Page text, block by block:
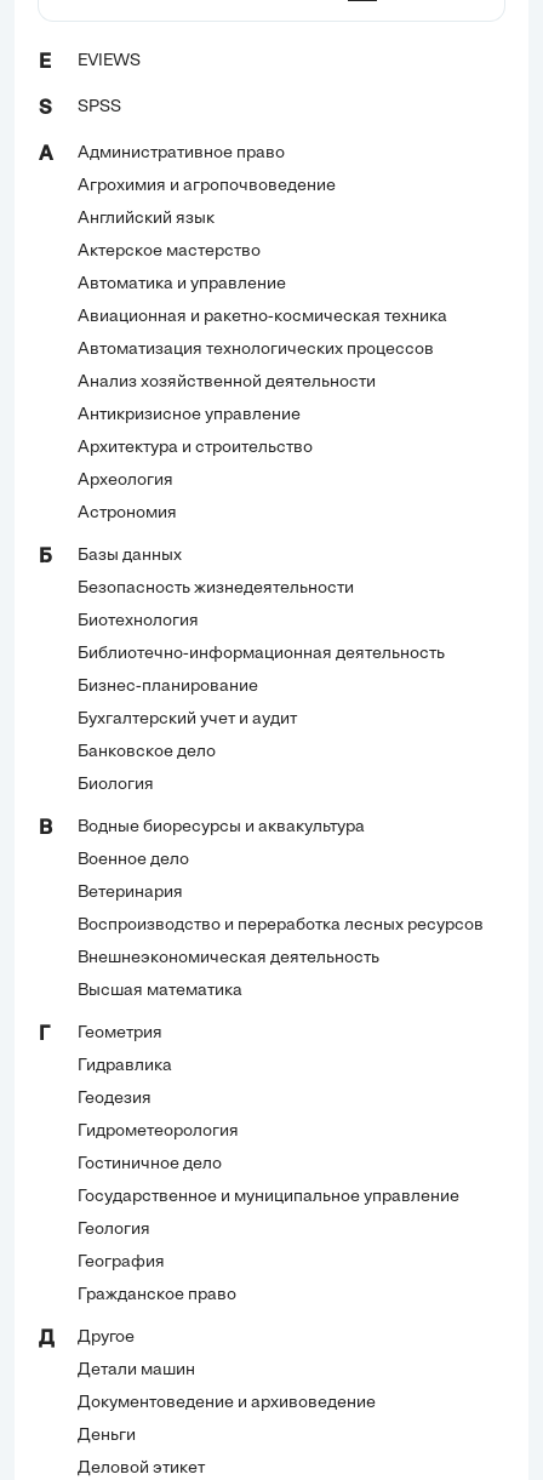
E EVIEWS
S SPSS
А
Административное право
Агрохимия и агропочвоведение
Английский язык
Актерское мастерство
Автоматика и управление
Авиационная и ракетно-космическая техника
Автоматизация технологических процессов
Анализ хозяйственной деятельности
Антикризисное управление
Архитектура и строительство
Археология
Астрономия
Б
Базы данных
Безопасность жизнедеятельности
Биотехнология
Библиотечно-информационная деятельность
Бизнес-планирование
Бухгалтерский учет и аудит
Банковское дело
Биология
В
Водные биоресурсы и аквакультура
Военное дело
Ветеринария
Воспроизводство и переработка лесных ресурсов
Внешнеэкономическая деятельность
Высшая математика
Геометрия
Гидравлика
Геодезия
Гидрометеорология
Гостиничное дело
Государственное и муниципальное управление
Геология
География
Гражданское право
Д
Другое
Детали машин
Документоведение и архивоведение
Деньги
Деловой этикет